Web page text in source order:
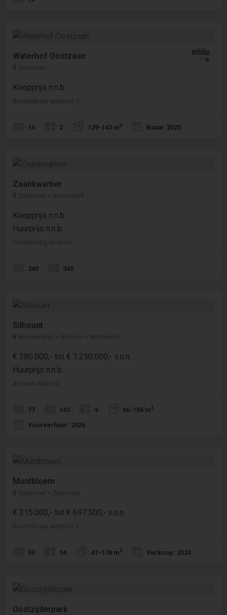
Waterhof Oostzaan
Oostzaan
Koopprijs n.n.b.
Beschikbaar aanbod: 1
14 2 129-143 m2 Bouw: 2025
Zaankwartier
Zaanstad > Assendelft
Koopprijs n.n.b.
Huurprijs n.n.b.
Toekomstig aanbod
240 340
Silhouet
Wormerland > Wormer > Westeinde
€ 380.000,- tot € 1.250.000,- v.o.n.
Huurprijs n.n.b.
Actueel aanbod
77 143 6 66-156 m2
Voorverhuur: 2026
Muntbloem
Zaanstad > Zaandam
€ 315.000,- tot € 697.500,- v.o.n.
Beschikbaar aanbod: 2
53 14 47-178 m2 Verkoop: 2024
Oostzijderpark